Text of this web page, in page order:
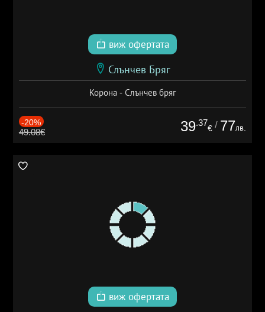
виж офертата
Слънчев Бряг
Корона - Слънчев бряг
-20%
49.08€ 39.37
€ / 77лв.
виж офертата